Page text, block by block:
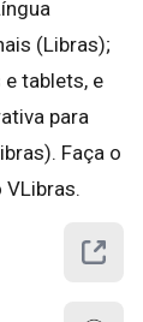
(Libras);
tablets, e
para
Faça o
VLibras.